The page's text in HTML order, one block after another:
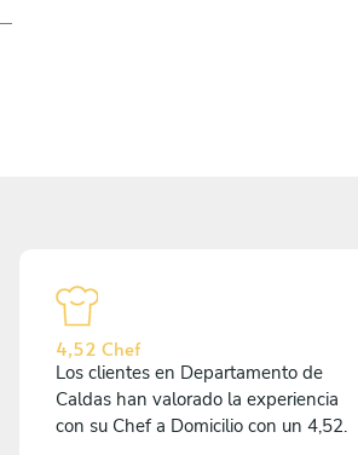
4,52 Chef
Los clientes en Departamento de
Caldas han valorado la experiencia
con su Chef a Domicilio con un 4,52.